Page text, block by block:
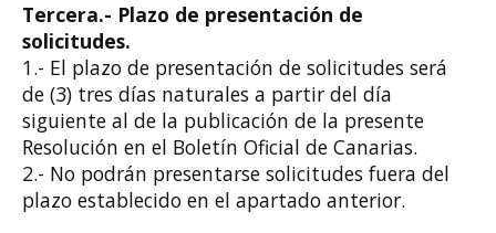
Tercera.- Plazo de presentación de
solicitudes.
1.- El plazo de presentación de solicitudes será
de (3) tres días naturales a partir del día
siguiente al de la publicación de la presente
Resolución en el Boletín Oficial de Canarias.
2.- No podrán presentarse solicitudes fuera del
plazo establecido en el apartado anterior.